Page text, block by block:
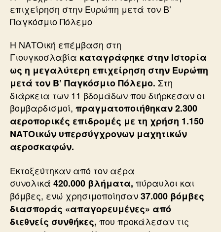
επιχείρηση στην Ευρώπη μετά τον Β’
Παγκόσμιο Πόλεμο
Η ΝΑΤΟική επέμβαση στη
Γιουγκοσλαβία καταγράφηκε στην Ιστορία
ως η μεγαλύτερη επιχείρηση στην Ευρώπη
μετά τον Β’ Παγκόσμιο Πόλεμο. Στη
διάρκεια των 11 βδομάδων που διήρκεσαν οι
βομβαρδισμοί, πραγματοποιήθηκαν 2.300
αεροπορικές επιδρομές με τη χρήση 1.150
ΝΑΤΟικών υπερσύγχρονων μαχητικών
αεροσκαφών.
Εκτοξεύτηκαν από τον αέρα
συνολικά 420.000 βλήματα, πύραυλοι και
βόμβες, ενώ χρησιμοποίησαν37.000 βόμβες
διασποράς «απαγορευμένες» από
διεθνείς συνθήκες, που προκάλεσαν τις